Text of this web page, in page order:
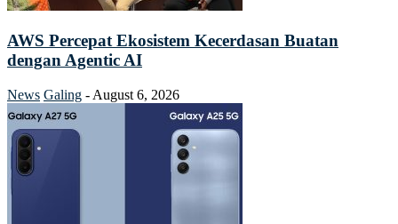
AWS Percepat Ekosistem Kecerdasan Buatan
dengan Agentic AI
News Galing - August 6, 2026